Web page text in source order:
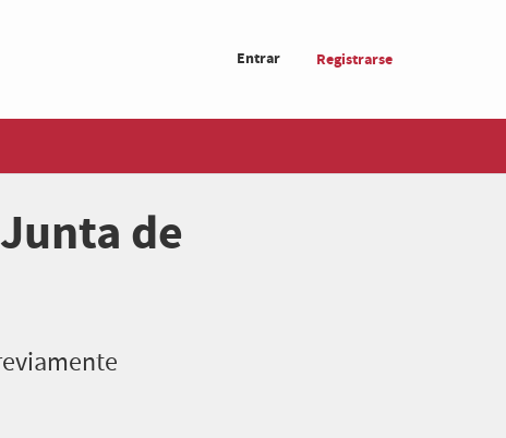
Entrar Registrarse
de